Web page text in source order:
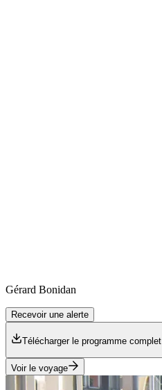
Gérard Bonidan
Recevoir une alerte
Télécharger le programme complet
Voir le voyage